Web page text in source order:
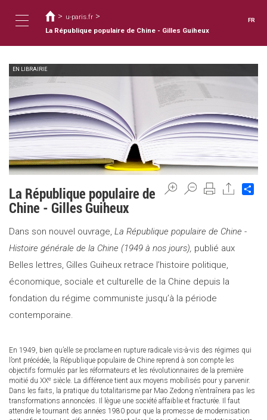
contenu
Toggle
navigation
êtes
ici
> u-paris.fr >
La République populaire de Chine - Gilles Guiheux
FR
EN LIBRAIRIE
La République populaire de
Chine - Gilles Guiheux
Dans son nouvel ouvrage, La République populaire de Chine -
Histoire générale de la Chine (1949 à nos jours), publié aux
Belles lettres, Gilles Guiheux retrace l’histoire politique,
économique, sociale et culturelle de la Chine depuis la
fondation du régime communiste jusqu’à la période
contemporaine.
En 1949, bien qu’elle se proclame en rupture radicale vis-à-vis des régimes qui
l’ont précédée, la République populaire de Chine reprend à son compte les
objectifs formulés par les réformateurs et les révolutionnaires de la première
moitié du XXe siècle. La différence tient aux moyens mobilisés pour y parvenir.
Dans les faits, la pratique du totalitarisme par Mao Zedong n’entraînera pas les
transformations annoncées. Il lègue une société affaiblie et fracturée. Il faut
attendre le tournant des années 1980 pour que la promesse de modernisation